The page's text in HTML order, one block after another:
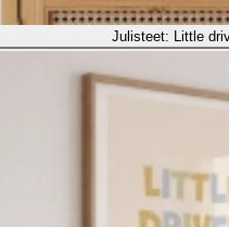
Julisteet: Little